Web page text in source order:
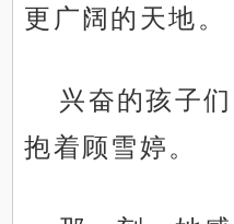
更广阔的天地。
兴奋的孩子
抱着顾雪婷。